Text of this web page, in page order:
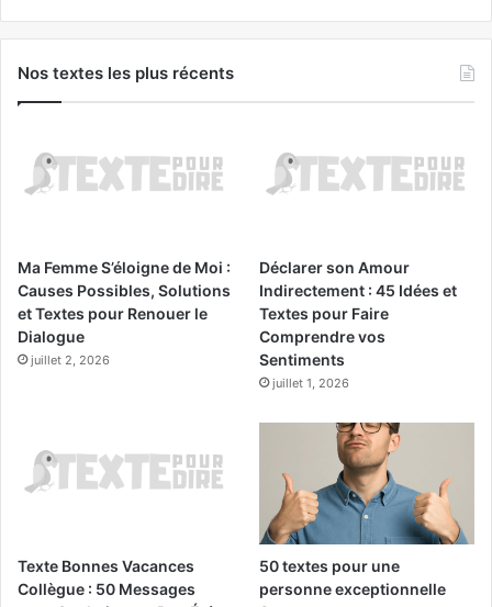
Nos textes les plus récents
Ma Femme S’éloigne de Moi :
Causes Possibles, Solutions
et Textes pour Renouer le
Dialogue
juillet 2, 2026
Déclarer son Amour
Indirectement : 45 Idées et
Textes pour Faire
Comprendre vos
Sentiments
juillet 1, 2026
Texte Bonnes Vacances
Collègue : 50 Messages
50 textes pour une
personne exceptionnelle